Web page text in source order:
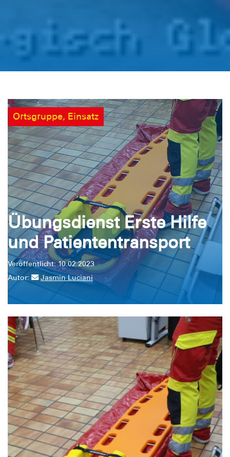
Ortsgruppe, Einsatz
Übungsdienst Erste Hilfe
und Patiententransport
Veröffentlicht: 10.02.2023
Autor:
Jasmin Luciani